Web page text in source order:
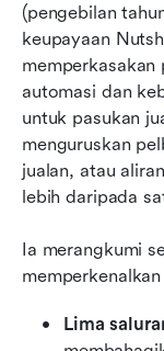
(pengebilan
keupayaan
memperkasakan
automasi dan
untuk pasukan
menguruskan
jualan, atau
lebih daripada
Ia merangkumi
Lima